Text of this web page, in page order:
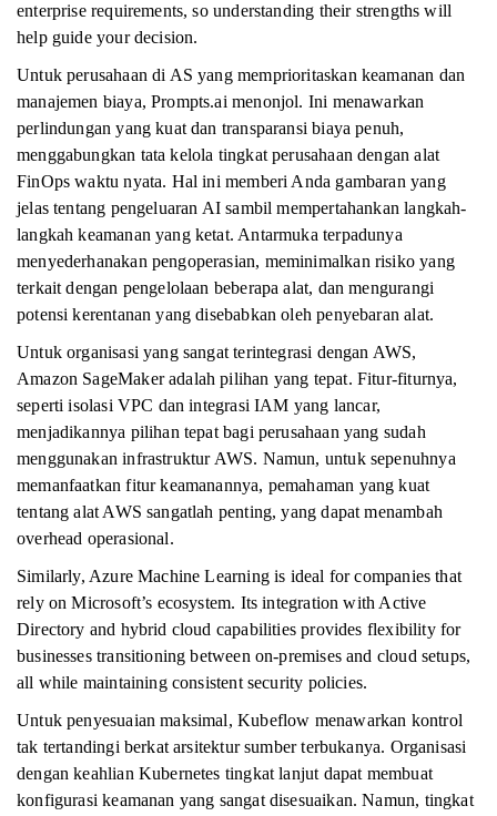
enterprise requirements, so understanding their strengths will
help guide your decision.
Untuk perusahaan di AS yang memprioritaskan keamanan dan
manajemen biaya, Prompts.ai menonjol. Ini menawarkan
perlindungan yang kuat dan transparansi biaya penuh,
menggabungkan tata kelola tingkat perusahaan dengan alat
FinOps waktu nyata. Hal ini memberi Anda gambaran yang
jelas tentang pengeluaran AI sambil mempertahankan langkah-
langkah keamanan yang ketat. Antarmuka terpadunya
menyederhanakan pengoperasian, meminimalkan risiko yang
terkait dengan pengelolaan beberapa alat, dan mengurangi
potensi kerentanan yang disebabkan oleh penyebaran alat.
Untuk organisasi yang sangat terintegrasi dengan AWS,
Amazon SageMaker adalah pilihan yang tepat. Fitur-fiturnya,
seperti isolasi VPC dan integrasi IAM yang lancar,
menjadikannya pilihan tepat bagi perusahaan yang sudah
menggunakan infrastruktur AWS. Namun, untuk sepenuhnya
memanfaatkan fitur keamanannya, pemahaman yang kuat
tentang alat AWS sangatlah penting, yang dapat menambah
overhead operasional.
Similarly, Azure Machine Learning is ideal for companies that
rely on Microsoft’s ecosystem. Its integration with Active
Directory and hybrid cloud capabilities provides flexibility for
businesses transitioning between on-premises and cloud setups,
all while maintaining consistent security policies.
Untuk penyesuaian maksimal, Kubeflow menawarkan kontrol
tak tertandingi berkat arsitektur sumber terbukanya. Organisasi
dengan keahlian Kubernetes tingkat lanjut dapat membuat
konfigurasi keamanan yang sangat disesuaikan. Namun, tingkat